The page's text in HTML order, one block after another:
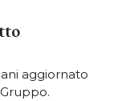
aggiornato